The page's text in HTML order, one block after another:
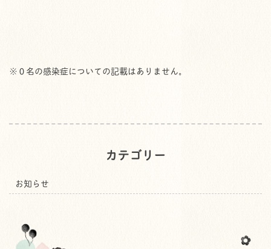
※０名の感染症についての記載はありません。
カテゴリー
お知らせ